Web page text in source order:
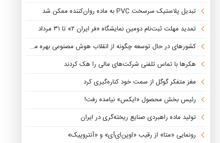
تبدیل پلاستیک سرسخت PVC به ماده روان‌کننده ممکن شد
تمدید مهلت ثبت‌نام دومین نمایشگاه «فر ایران ۲» تا ۳۱ مرداد
کشورهای در حال توسعه چگونه از انقلاب هوش مصنوعی بهره می‌برند؟
هکرها با تماس تلفنی شرکت‌های مالی را هک کردند
مغز متفکر گوگل از سمت خود کناره‌گیری کرد
رئیس بخش محصول «ایکس» نیامده رفت!
تولید ماده راهبردی صنایع ریخته‌گری در ایران
رونمایی «متا» از رقیب «اوپن‌ای‌آی» و «آنتروپیک»